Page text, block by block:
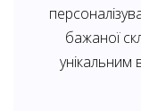
бажаної